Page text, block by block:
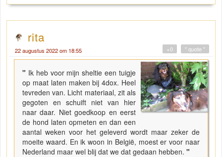
rita
22 augustus 2022 om 18:55 " quote "
+0
" Ik heb voor mijn sheltie een tuigje
op maat laten maken bij 4dox. Heel
tevreden van. Licht materiaal, zit als
gegoten en schuift niet van hier
naar daar. Niet goedkoop en eerst
de hond laten opmeten en dan een
aantal weken voor het geleverd wordt maar zeker de
moeite waard. En ik woon in België, moest er voor naar
Nederland maar wel blij dat we dat gedaan hebben. "